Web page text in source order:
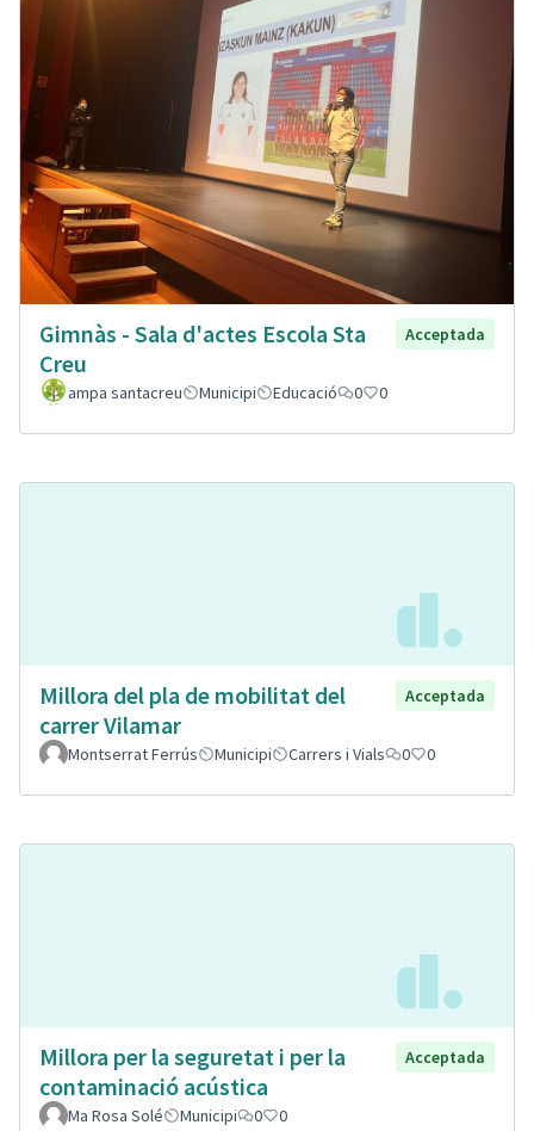
Gimnàs - Sala d'actes Escola Sta
Creu
Acceptada
ampa santacreu Municipi Educació 0 0
Millora del pla de mobilitat del
carrer Vilamar
Acceptada
Montserrat Ferrús Municipi Carrers i Vials 0 0
Millora per la seguretat i per la
contaminació acústica
Acceptada
Ma Rosa Solé Municipi 0 0